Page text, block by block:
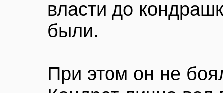
власти до
были.
При этом он не